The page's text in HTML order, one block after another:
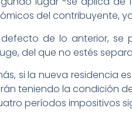
del contribuyente,
de lo anterior, se
del que no estés
si la nueva residencia
teniendo la condición
períodos impositivos